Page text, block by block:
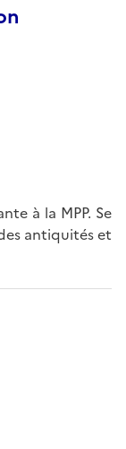
à la MPP. Se
antiquités et